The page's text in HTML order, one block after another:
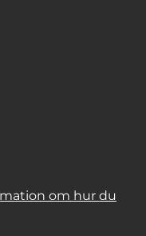
om hur du